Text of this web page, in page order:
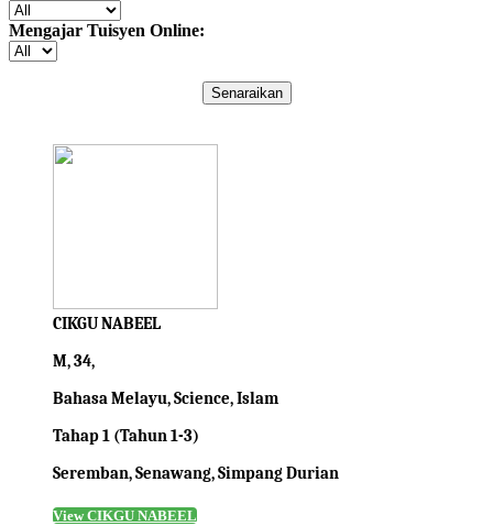
Mengajar Tuisyen Online:
Senaraikan
CIKGU NABEEL
M, 34,
Bahasa Melayu, Science, Islam
Tahap 1 (Tahun 1-3)
Seremban, Senawang, Simpang Durian
View CIKGU NABEEL